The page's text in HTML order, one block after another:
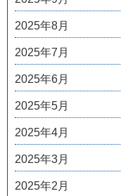
2025年8月
2025年7月
2025年6月
2025年5月
2025年4月
2025年3月
2025年2月